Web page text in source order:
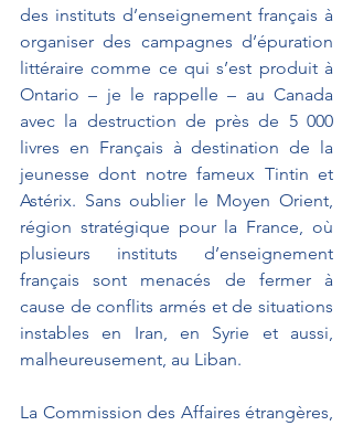
des instituts d’enseignement français à
organiser des campagnes d’épuration
littéraire comme ce qui s’est produit à
Ontario – je le rappelle – au Canada
avec la destruction de près de 5 000
livres en Français à destination de la
jeunesse dont notre fameux Tintin et
Astérix. Sans oublier le Moyen Orient,
région stratégique pour la France, où
plusieurs instituts d’enseignement
français sont menacés de fermer à
cause de conflits armés et de situations
instables en Iran, en Syrie et aussi,
malheureusement, au Liban.
La Commission des Affaires étrangères,